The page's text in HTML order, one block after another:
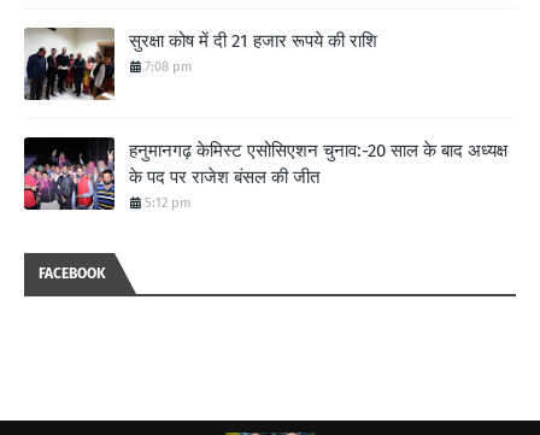
सुरक्षा कोष में दी 21 हजार रूपये की राशि
7:08 pm
हनुमानगढ़ केमिस्ट एसोसिएशन चुनाव:-20 साल के बाद अध्यक्ष
के पद पर राजेश बंसल की जीत
5:12 pm
FACEBOOK